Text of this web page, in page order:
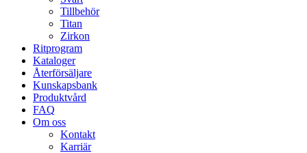
Tillbehör
Titan
Zirkon
Ritprogram
Kataloger
Återförsäljare
Kunskapsbank
Produktvård
FAQ
Om oss
Kontakt
Karriär